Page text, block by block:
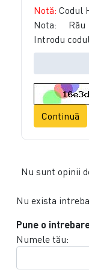
Notă: Codul
Nota: Rău
Introdu
Continuă
Nu sunt opinii
Nu exista
Pune o
Numele tău: